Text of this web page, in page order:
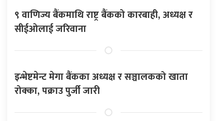
९ वाणिज्य बैंकमाथि राष्ट्र बैंकको कारबाही, अध्यक्ष र
सीईओलाई जरिवाना
इन्भेष्टमेन्ट मेगा बैंकका अध्यक्ष र सञ्चालकको खाता
रोक्का, पक्राउ पुर्जी जारी